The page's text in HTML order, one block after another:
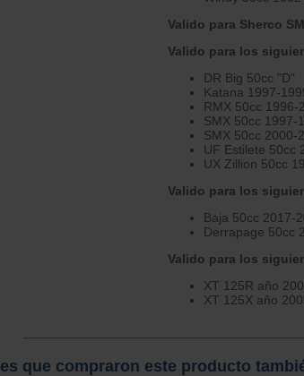
Valido para Sherco
Valido para los
DR Big 50cc "D"
Katana 1997-
RMX 50cc 1996-
SMX 50cc 1997-
SMX 50cc 2000-
UF Estilete 50cc
UX Zillion 50cc
Valido para los
Baja 50cc 2017-
Derrapage 50cc
Valido para los
XT 125R año
XT 125X año
que compraron este producto